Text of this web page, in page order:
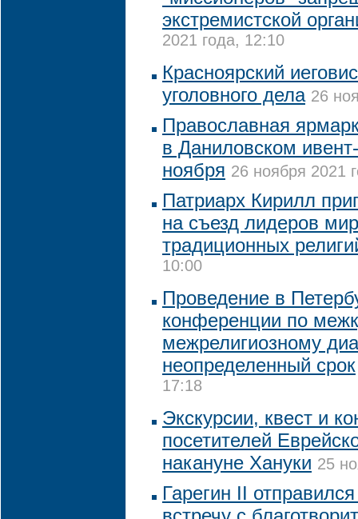
экстремистской
2021 года, 12:10
Красноярский
уголовного дела 26
Православная
в Даниловском
ноября 26 ноября 2021
Патриарх Кирилл
на съезд лидеров
традиционных
10:00
Проведение в
конференции по
межрелигиозному
неопределенный срок
17:18
Экскурсии, квест и
посетителей
накануне Хануки 25
Гарегин II